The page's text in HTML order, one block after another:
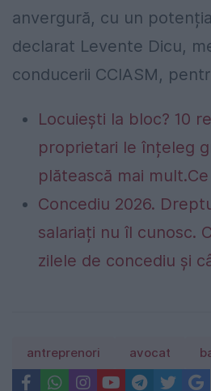
anvergură, cu un
declarat Levente Dicu,
conducerii CCIASM,
Locuiești la bloc? 10
proprietari le înțeleg
plătească mai
Concediu 2026.
salariați nu îl cunosc.
zilele de concediu și
antreprenori avocat